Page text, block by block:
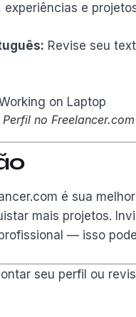
e
Revise seu
no Freelancer.com
é sua
mais projetos.
— isso
seu perfil ou